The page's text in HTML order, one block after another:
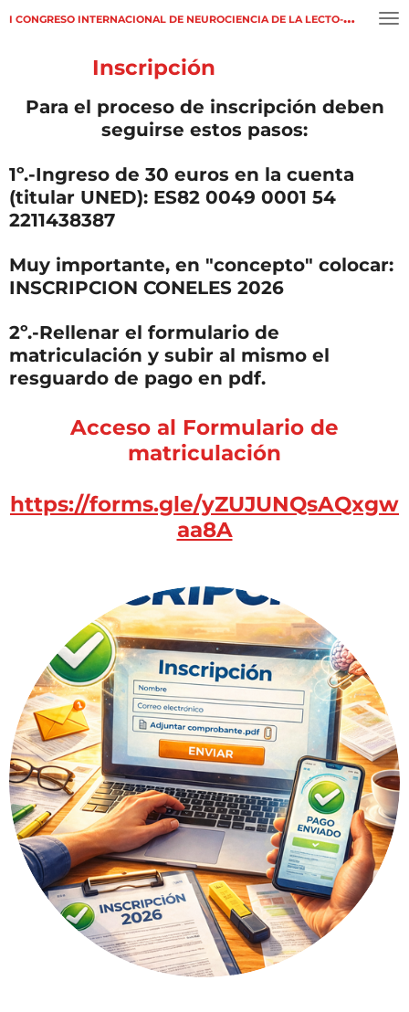
Ir
I CONGRESO INTERNACIONAL DE NEUROCIENCIA DE LA LECTO-ESCRITURA
Inscripción
Para el proceso de inscripción deben
seguirse estos pasos:
1º.-Ingreso de 30 euros en la cuenta
(titular UNED): ES82 0049 0001 54
2211438387
Muy importante, en "concepto" colocar:
INSCRIPCION CONELES 2026
2º.-Rellenar el formulario de
matriculación y subir al mismo el
resguardo de pago en pdf.
Acceso al Formulario de
matriculación
https://forms.gle/yZUJUNQsAQxgw
aa8A